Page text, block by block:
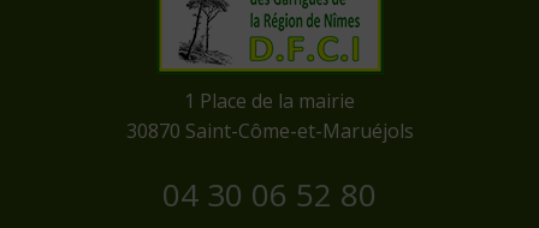
​1 Place de la mairie
​30870 Saint-Côme-et-Maruéjols
04 30 06 52 80